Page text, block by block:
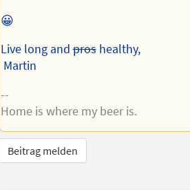
😀
Live long andproshealthy,
Martin
--
Home is where my beer is.
Beitrag melden